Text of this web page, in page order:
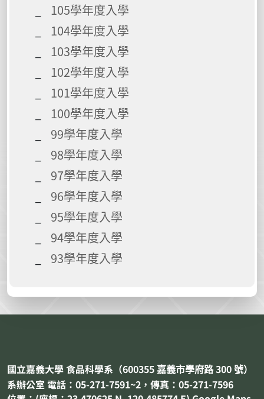
105學年度入學
104學年度入學
103學年度入學
102學年度入學
101學年度入學
100學年度入學
99學年度入學
98學年度入學
97學年度入學
96學年度入學
95學年度入學
94學年度入學
93學年度入學
國立嘉義大學 食品科學系（600355 嘉義市學府路300 號）
系辦公室 電話：05-271-7591~2，傳真：05-271-7596